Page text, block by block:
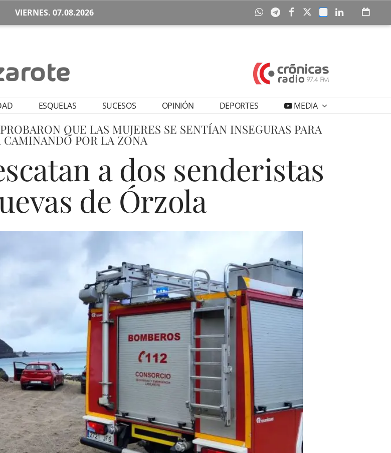
VIERNES. 07.08.2026
ESQUELAS SUCESOS OPINIÓN DEPORTES MEDIA
QUE LAS MUJERES SE SENTÍAN INSEGURAS PARA
CAMINANDO POR LA ZONA
a dos senderistas
de Órzola